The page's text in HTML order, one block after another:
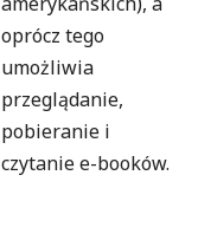
oprócz tego
umożliwia
przeglądanie,
pobieranie i
czytanie e-­booków.